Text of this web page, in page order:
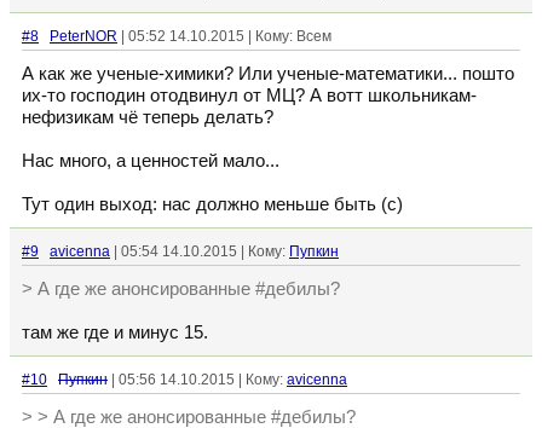
#8 PeterNOR | 05:52 14.10.2015 | Кому: Всем
А как же ученые-химики? Или ученые-математики... пошто
их-то господин отодвинул от МЦ? А вотт школьникам-
нефизикам чё теперь делать?
Нас много, а ценностей мало...
Тут один выход: нас должно меньше быть (с)
#9 avicenna | 05:54 14.10.2015 | Кому: Пупкин
> А где же анонсированные #дебилы?
там же где и минус 15.
#10 Пупкин | 05:56 14.10.2015 | Кому: avicenna
> > А где же анонсированные #дебилы?